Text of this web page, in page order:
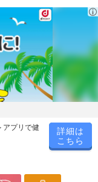
アプリで健
詳細は
こちら